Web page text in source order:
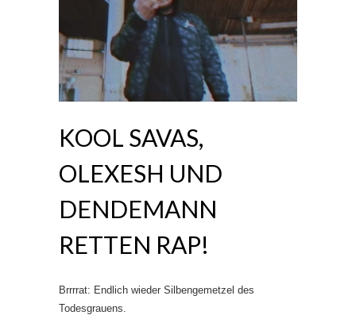
KOOL SAVAS,
OLEXESH UND
DENDEMANN
RETTEN RAP!
Brrrrat: Endlich wieder Silbengemetzel des
Todesgrauens.